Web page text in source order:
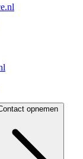
opnemen